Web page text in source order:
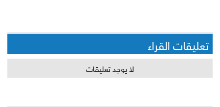
تعليقات القراء
لا يوجد تعليقات